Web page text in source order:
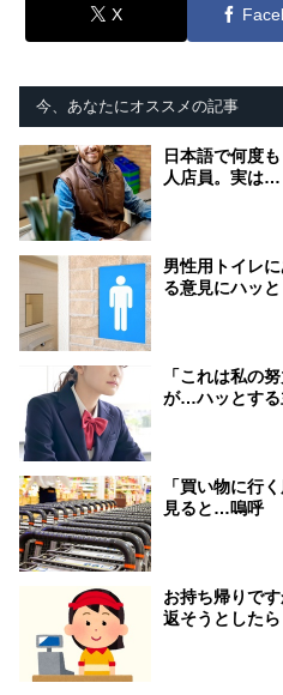
X
今、あなたにオススメの記事
日本語で何度
人店員。実は…
男性用トイレ
る意見にハッ
「これは私の
が…ハッとする
「買い物に行
見ると…嗚呼
お持ち帰りで
返そうとしたら